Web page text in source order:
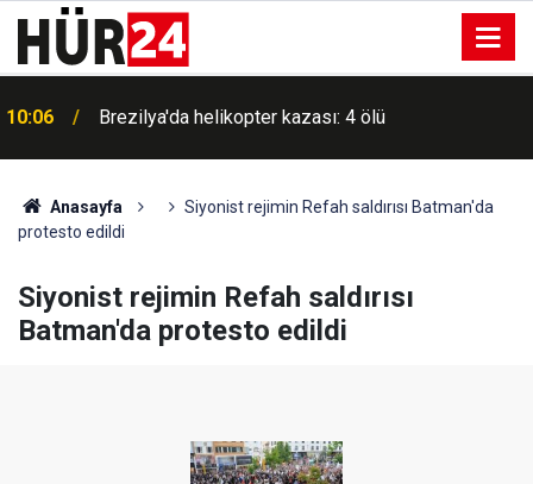
10:02
madalya
Anasayfa
Siyonist rejimin Refah saldırısı Batman'da
protesto edildi
Siyonist rejimin Refah saldırısı
Batman'da protesto edildi